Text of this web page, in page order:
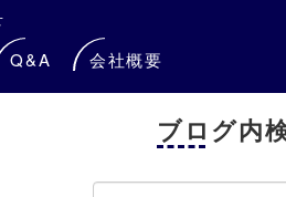
Q&A 会社概要
ブログ内